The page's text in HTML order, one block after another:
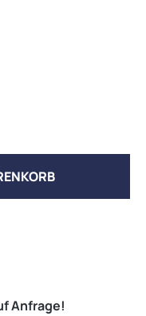
Wert
Anfrage!